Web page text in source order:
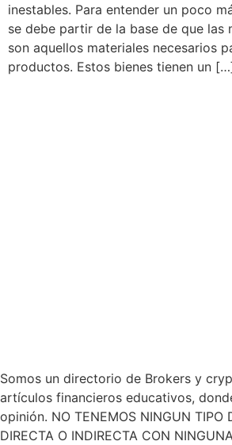
inestables. Para entender un poco
se debe partir de la base de que las
son aquellos materiales necesarios
productos. Estos bienes tienen un
Somos un directorio de Brokers y
artículos financieros educativos,
opinión. NO TENEMOS NINGUN TIPO
DIRECTA O INDIRECTA CON